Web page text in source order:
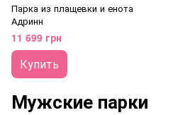
Парка из плащевки и енота
Адринн
11 699 грн
Купить
Мужские парки